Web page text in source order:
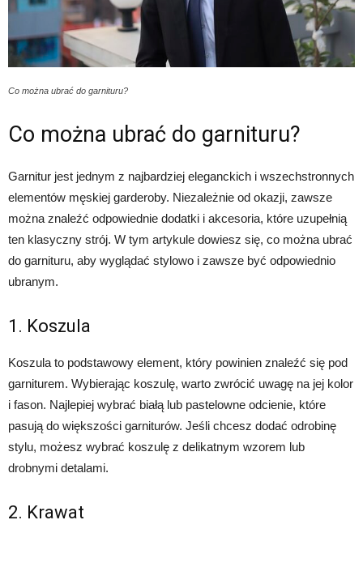
Co można ubrać do garnituru?
Co można ubrać do garnituru?
Garnitur jest jednym z najbardziej eleganckich i wszechstronnych
elementów męskiej garderoby. Niezależnie od okazji, zawsze
można znaleźć odpowiednie dodatki i akcesoria, które uzupełnią
ten klasyczny strój. W tym artykule dowiesz się, co można ubrać
do garnituru, aby wyglądać stylowo i zawsze być odpowiednio
ubranym.
1. Koszula
Koszula to podstawowy element, który powinien znaleźć się pod
garniturem. Wybierając koszulę, warto zwrócić uwagę na jej kolor
i fason. Najlepiej wybrać białą lub pastelowne odcienie, które
pasują do większości garniturów. Jeśli chcesz dodać odrobinę
stylu, możesz wybrać koszulę z delikatnym wzorem lub
drobnymi detalami.
2. Krawat